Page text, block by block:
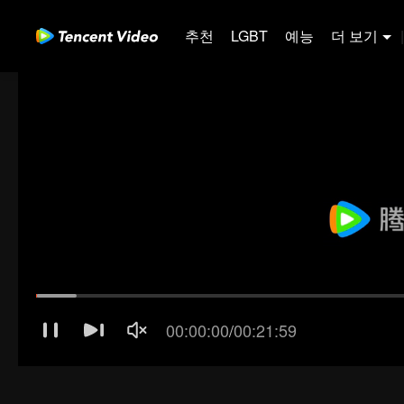
추천 LGBT 예능 더 보기 |